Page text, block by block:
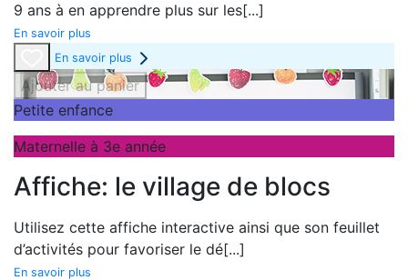
9 ans à en apprendre plus sur les[...]
En savoir plus
En savoir plus
Ajouter au panier
Petite enfance
Maternelle à 3e année
Affiche: le village de blocs
Utilisez cette affiche interactive ainsi que son feuillet
d’activités pour favoriser le dé[...]
En savoir plus